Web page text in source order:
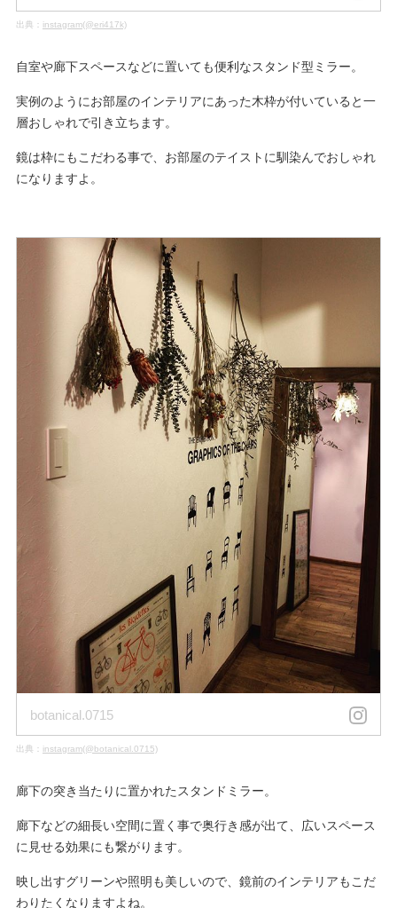
出典： instagram(@eri417k)
自室や廊下スペースなどに置いても便利なスタンド型ミラー。
実例のようにお部屋のインテリアにあった木枠が付いていると一
層おしゃれで引き立ちます。
鏡は枠にもこだわる事で、お部屋のテイストに馴染んでおしゃれ
になりますよ。
botanical.0715
出典： instagram(@botanical.0715)
廊下の突き当たりに置かれたスタンドミラー。
廊下などの細長い空間に置く事で奥行き感が出て、広いスペース
に見せる効果にも繋がります。
映し出すグリーンや照明も美しいので、鏡前のインテリアもこだ
わりたくなりますよね。